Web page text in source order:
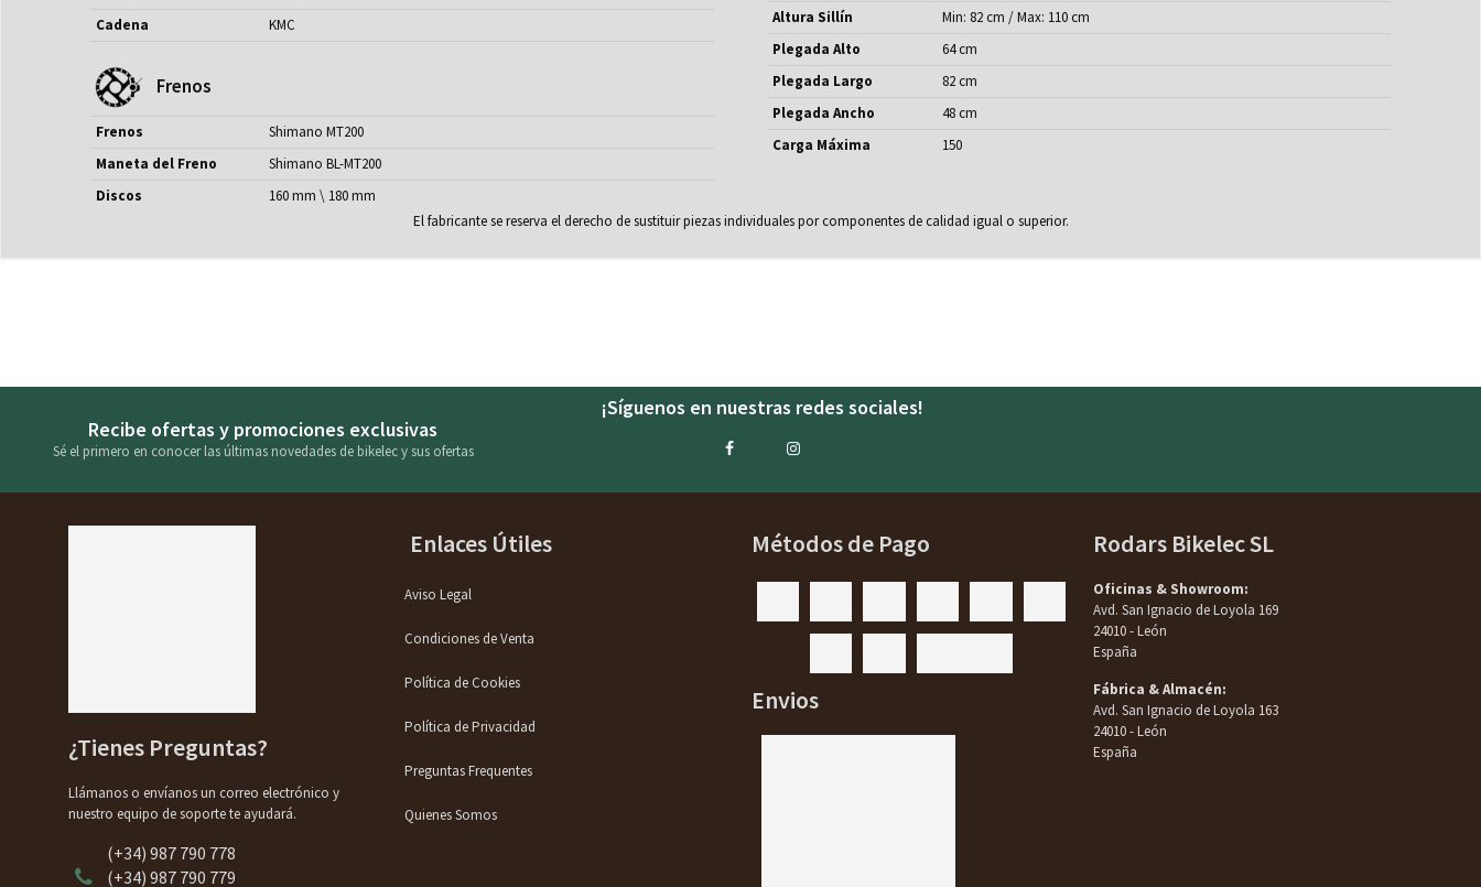
Cadena
KMC
Frenos
Frenos
Shimano MT200
Maneta del Freno
Shimano BL-MT200
Discos
160 mm \ 180 mm
Altura Sillín
Min: 82 cm / Max: 110 cm
Plegada Alto
64 cm
Plegada Largo
82 cm
Plegada Ancho
48 cm
Carga Máxima
150
El fabricante se reserva el derecho de sustituir piezas individuales por componentes de calidad igual o superior.
Recibe ofertas y promociones exclusivas
Sé el primero en conocer las últimas novedades de bikelec y sus ofertas
¡Síguenos en nuestras redes sociales!
¿Tienes Preguntas?
Llámanos o envíanos un correo electrónico y
nuestro equipo de soporte te ayudará.
(+34) 987 790 778
(+34) 987 790 779
Enlaces Útiles
Aviso Legal
Condiciones de Venta
Política de Cookies
Política de Privacidad
Preguntas Frequentes
Quienes Somos
Métodos de Pago
Envios
Rodars Bikelec SL
Oficinas & Showroom:
Avd. San Ignacio de Loyola 169
24010 - León
España
Fábrica & Almacén:
Avd. San Ignacio de Loyola 163
24010 - León
España